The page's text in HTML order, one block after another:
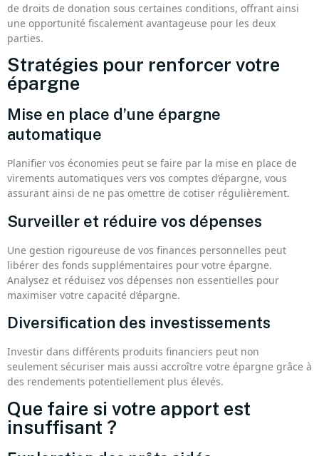
de droits de donation sous certaines conditions, offrant ainsi
une opportunité fiscalement avantageuse pour les deux
parties.
Stratégies pour renforcer votre
épargne
Mise en place d’une épargne
automatique
Planifier vos économies peut se faire par la mise en place de
virements automatiques vers vos comptes d’épargne, vous
assurant ainsi de ne pas omettre de cotiser régulièrement.
Surveiller et réduire vos dépenses
Une gestion rigoureuse de vos finances personnelles peut
libérer des fonds supplémentaires pour votre épargne.
Analysez et réduisez vos dépenses non essentielles pour
maximiser votre capacité d’épargne.
Diversification des investissements
Investir dans différents produits financiers peut non
seulement sécuriser mais aussi accroître votre épargne grâce à
des rendements potentiellement plus élevés.
Que faire si votre apport est
insuffisant ?